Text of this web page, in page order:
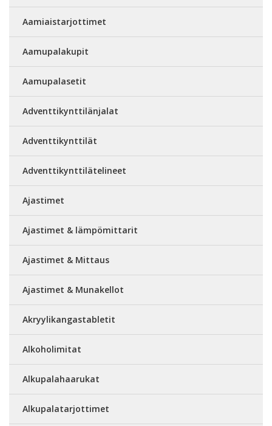
Aamiaistarjottimet
Aamupalakupit
Aamupalasetit
Adventtikynttilänjalat
Adventtikynttilät
Adventtikynttilätelineet
Ajastimet
Ajastimet & lämpömittarit
Ajastimet & Mittaus
Ajastimet & Munakellot
Akryylikangastabletit
Alkoholimitat
Alkupalahaarukat
Alkupalatarjottimet